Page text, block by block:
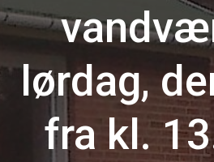
lørdag,
fra kl.